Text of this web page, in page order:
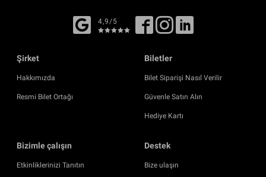
4,9/5
Şirket
Hakkımızda
Resmi Bilet Ortağı
Biletler
Bilet Siparişi Nasıl Verilir
Güvenle Satın Alın
Hediye Kartı
Bizimle çalışın
Etkinliklerinizi Tanıtın
Destek
Bize ulaşın